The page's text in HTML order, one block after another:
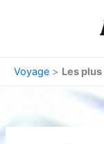
Voyage > Les